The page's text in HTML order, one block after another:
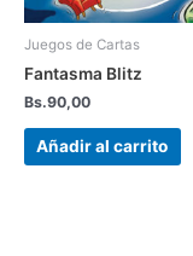
Juegos de Cartas
Fantasma Blitz
Bs.90,00
Añadir al carrito